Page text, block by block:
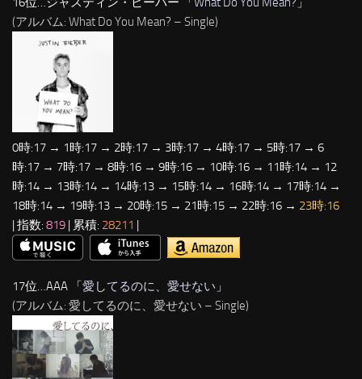
(アルバム: What Do You Mean? – Single)
0時:17 → 1時:17 → 2時:17 → 3時:17 → 4時:17 → 5時:17 → 6
時:17 → 7時:17 → 8時:16 → 9時:16 → 10時:16 → 11時:14 → 12
時:14 → 13時:14 → 14時:13 → 15時:14 → 16時:14 → 17時:14 →
18時:14 → 19時:13 → 20時:15 → 21時:15 → 22時:16 → 23時:16
| 指数: 819 | 累積: 28211 |
17位…AAA 「愛してるのに、愛せない 」
(アルバム: 愛してるのに、愛せない – Single)